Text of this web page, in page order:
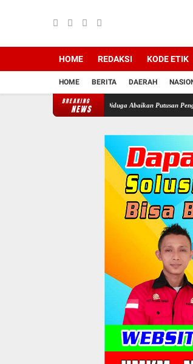
HOME REDAKSI KODE ETIK
HOME BERITA DAERAH
BREAKING
NEWS
Desa Cimayang Usai Diduga Abaikan Putusan Pengadilan